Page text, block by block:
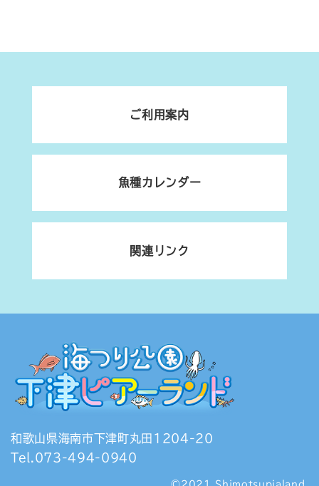
ご利用案内
魚種カレンダー
関連リンク
和歌山県海南市下津町丸田1204-20
Tel.073-494-0940